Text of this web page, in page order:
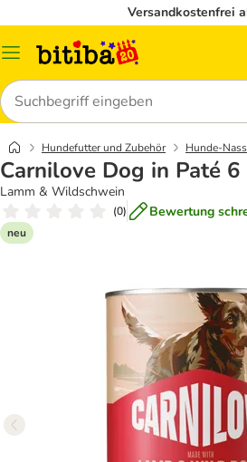
Versandkostenfrei
Menü
Suchen
Hundefutter und Zubehör Hunde-
Carnilove Dog in Paté 6
Lamm & Wildschwein
(0) Bewertung
neu